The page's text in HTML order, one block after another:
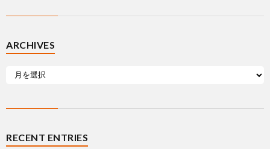
ARCHIVES
RECENT ENTRIES